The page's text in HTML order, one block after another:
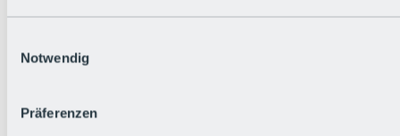
Notwendig
Präferenzen